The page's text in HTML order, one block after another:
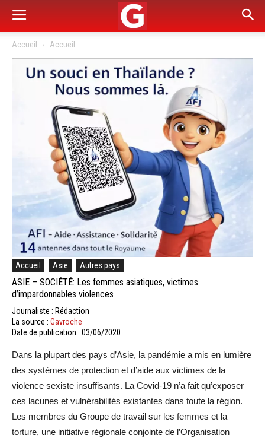
Accueil Accueil
Accueil Asie Autres pays
ASIE – SOCIÉTÉ: Les femmes asiatiques, victimes
d’impardonnables violences
Journaliste : Rédaction
La source : Gavroche
Date de publication : 03/06/2020
Dans la plupart des pays d’Asie, la pandémie a mis en lumière
des systèmes de protection et d’aide aux victimes de la
violence sexiste insuffisants. La Covid-19 n’a fait qu’exposer
ces lacunes et vulnérabilités existantes dans toute la région.
Les membres du Groupe de travail sur les femmes et la
torture, une initiative régionale conjointe de l’Organisation